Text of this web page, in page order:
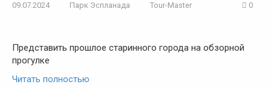
09.07.2024 Парк Эспланада Tour-Master 0
Представить прошлое старинного города на обзорной
прогулке
Читать полностью